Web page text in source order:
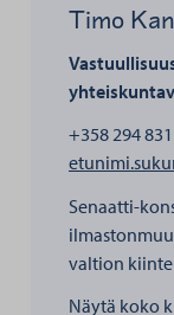
Timo
+358 294
Senaatti-
valtion
Näytä koko